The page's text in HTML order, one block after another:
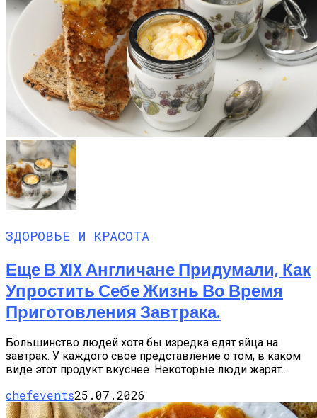
ЗДОРОВЬЕ И КРАСОТА
Еще В XIX Англичане Придумали, Как
Упростить Себе Жизнь Во Время
Приготовления Завтрака.
Большинство людей хотя бы изредка едят яйца на
завтрак. У каждого свое представление о том, в каком
виде этот продукт вкуснее. Некоторые люди жарят...
chefevents25.07.2026